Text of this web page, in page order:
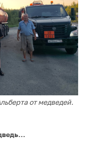
от медведей.